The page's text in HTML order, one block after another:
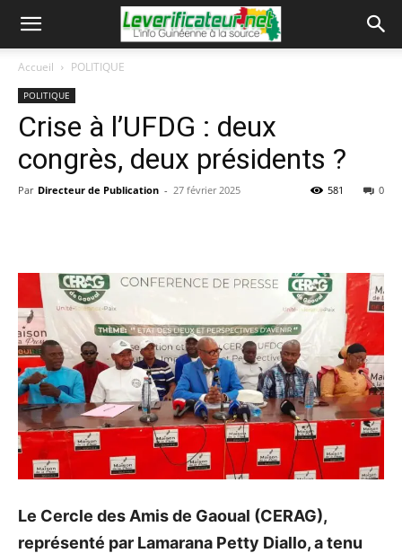
Accueil POLITIQUE
POLITIQUE
Crise à l’UFDG : deux
congrès, deux présidents ?
Par Directeur de Publication - 27 février 2025 0
581
Le Cercle des Amis de Gaoual (CERAG),
représenté par Lamarana Petty Diallo, a tenu